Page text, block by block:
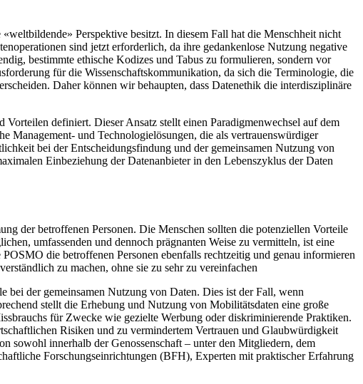
Perspektive besitzt. In diesem Fall hat die Menschheit nicht
sind jetzt erforderlich, da ihre gedankenlose Nutzung negative
bestimmte ethische Kodizes und Tabus zu formulieren, sondern vor
für die Wissenschaftskommunikation, da sich die Terminologie, die
Daher können wir behaupten, dass Datenethik die interdisziplinäre
definiert. Dieser Ansatz stellt einen Paradigmenwechsel auf dem
Management- und Technologielösungen, die als vertrauenswürdiger
bei der Entscheidungsfindung und der gemeinsamen Nutzung von
Einbeziehung der Datenanbieter in den Lebenszyklus der Daten
der betroffenen Personen. Die Menschen sollten die potenziellen Vorteile
umfassenden und dennoch prägnanten Weise zu vermitteln, ist eine
die betroffenen Personen ebenfalls rechtzeitig und genau informieren
zu machen, ohne sie zu sehr zu vereinfachen
bei der gemeinsamen Nutzung von Daten. Dies ist der Fall, wenn
stellt die Erhebung und Nutzung von Mobilitätsdaten eine große
für Zwecke wie gezielte Werbung oder diskriminierende Praktiken.
Risiken und zu vermindertem Vertrauen und Glaubwürdigkeit
sowohl innerhalb der Genossenschaft – unter den Mitgliedern, dem
Forschungseinrichtungen (BFH), Experten mit praktischer Erfahrung